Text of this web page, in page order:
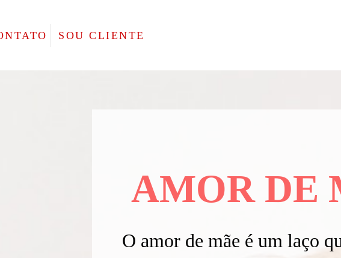
SOU CLIENTE
AMOR DE
O amor de mãe é um laço